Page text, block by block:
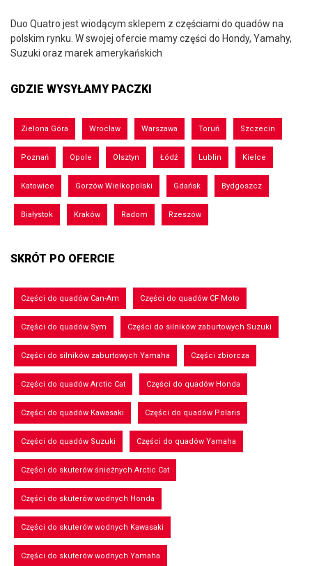
Duo Quatro jest wiodącym sklepem z częściami do quadów na
polskim rynku. W swojej ofercie mamy części do Hondy, Yamahy,
Suzuki oraz marek amerykańskich
GDZIE WYSYŁAMY PACZKI
Zielona Góra Wrocław Warszawa Toruń Szczecin
Poznań Opole Olsztyn Łódź Lublin Kielce
Katowice Gorzów Wielkopolski Gdańsk Bydgoszcz
Białystok Kraków Radom Rzeszów
SKRÓT PO OFERCIE
Części do quadów Can-Am Części do quadów CF Moto
Części do quadów Sym Części do silników zaburtowych Suzuki
Części do silników zaburtowych Yamaha Części zbiorcza
Części do quadów Arctic Cat Części do quadów Honda
Części do quadów Kawasaki Części do quadów Polaris
Części do quadów Suzuki Części do quadów Yamaha
Części do skuterów śnieżnych Arctic Cat
Części do skuterów wodnych Honda
Części do skuterów wodnych Kawasaki
Części do skuterów wodnych Yamaha